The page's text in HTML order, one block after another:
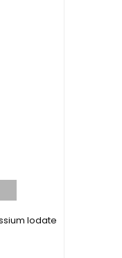
Iodate